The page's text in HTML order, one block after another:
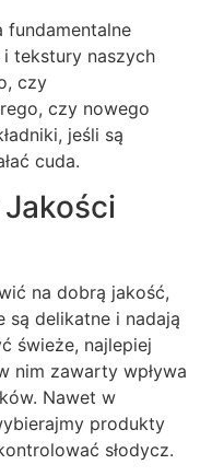
fundamentalne
tekstury naszych
czy
czy nowego
jeśli są
cuda.
na dobrą jakość,
delikatne i nadają
świeże, najlepiej
nim zawarty wpływa
Nawet w
produkty
słodycz.